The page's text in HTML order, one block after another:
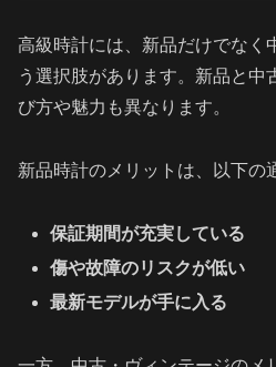
高級時計には、新品だけでなく
う選択肢があります。新品と中
び方や魅力も異なります。
新品時計のメリットは、以下の
保証期間が充実している
傷や故障のリスクが低い
最新モデルが手に入る